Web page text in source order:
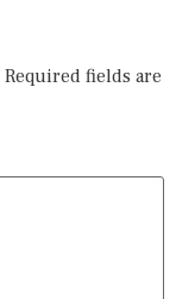
Required fields are